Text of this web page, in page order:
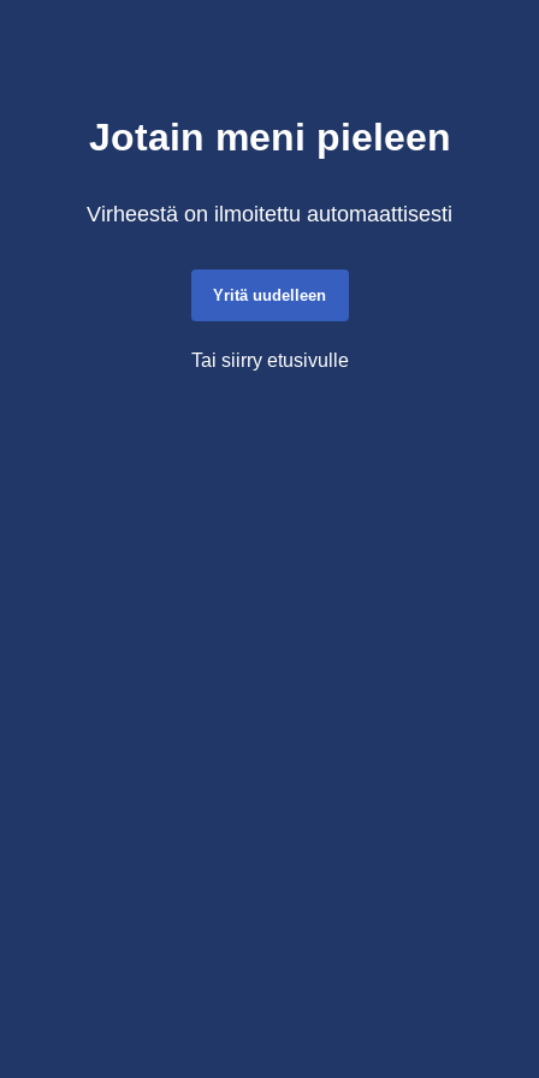
Jotain meni pieleen
Virheestä on ilmoitettu automaattisesti
Yritä uudelleen
Tai siirry etusivulle